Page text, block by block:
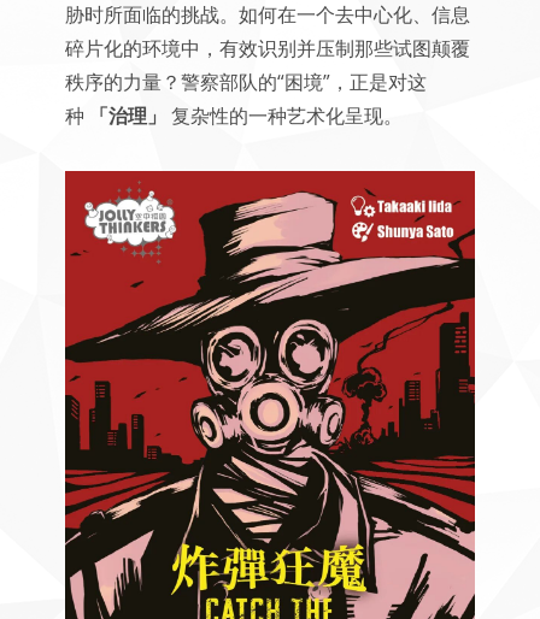
胁时所面临的挑战。如何在一个去中心化、信息
碎片化的环境中，有效识别并压制那些试图颠覆
秩序的力量？警察部队的“困境”，正是对这
种
「治理」 复杂性的一种艺术化呈现。